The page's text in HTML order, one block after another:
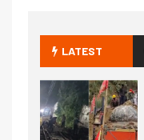
LATEST